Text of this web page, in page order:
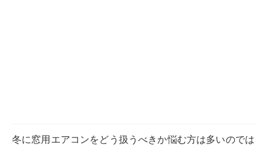
冬に窓用エアコンをどう扱うべきか悩む方は多いのでは